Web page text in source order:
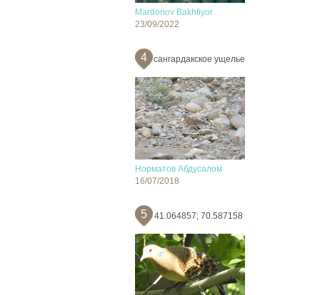
Mardonov Bakhtiyor
23/09/2022
4 сангардакское ущелье
Норматов Абдусалом
16/07/2018
5 41.064857; 70.587158